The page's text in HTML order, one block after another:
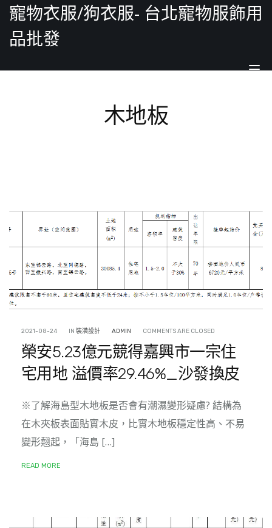
寵物衣服/狗衣服- 台北寵物服飾用
品批發
木地板
2021-08-24 IN 裝潢設計 ADMIN COMMENTS ARE CLOSED
榮安5.23億元競得嘉興市一宗住
宅用地 溢價率29.46%_沙發換皮
※了解海島型木地板是否會有潮濕變形疑慮? 結構為
在木夾板表面貼實木皮，比實木地板穩定性高、不易
變形翹起，「海島 […]
READ MORE